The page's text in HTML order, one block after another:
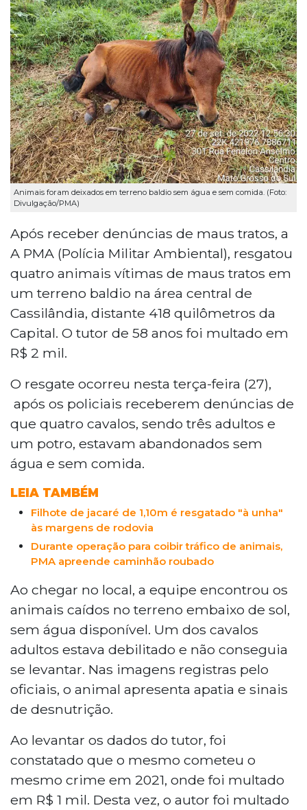
Animais foram deixados em terreno baldio sem água e sem comida. (Foto:
Divulgação/PMA)
Após receber denúncias de maus tratos, a
A PMA (Polícia Militar Ambiental), resgatou
quatro animais vítimas de maus tratos em
um terreno baldio na área central de
Cassilândia, distante 418 quilômetros da
Capital. O tutor de 58 anos foi multado em
R$ 2 mil.
O resgate ocorreu nesta terça-feira (27),
após os policiais receberem denúncias de
que quatro cavalos, sendo três adultos e
um potro, estavam abandonados sem
água e sem comida.
LEIA TAMBÉM
Filhote de jacaré de 1,10m é resgatado "à unha"
às margens de rodovia
Durante operação para coibir tráfico de animais,
PMA apreende caminhão roubado
Ao chegar no local, a equipe encontrou os
animais caídos no terreno embaixo de sol,
sem água disponível. Um dos cavalos
adultos estava debilitado e não conseguia
se levantar. Nas imagens registras pelo
oficiais, o animal apresenta apatia e sinais
de desnutrição.
Ao levantar os dados do tutor, foi
constatado que o mesmo cometeu o
mesmo crime em 2021, onde foi multado
em R$ 1 mil. Desta vez, o autor foi multado